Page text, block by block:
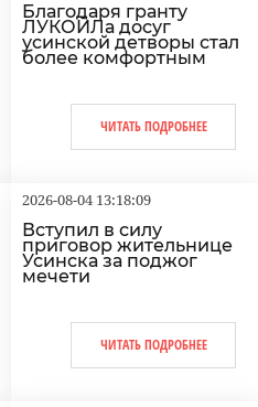
Благодаря гранту
ЛУКОЙЛа досуг
усинской детворы стал
более комфортным
ЧИТАТЬ ПОДРОБНЕЕ
2026-08-04 13:18:09
Вступил в силу
приговор жительнице
Усинска за поджог
мечети
ЧИТАТЬ ПОДРОБНЕЕ